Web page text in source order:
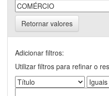
Retornar valores
Adicionar filtros:
Utilizar filtros para refinar o